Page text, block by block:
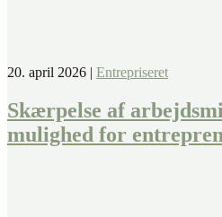
20. april 2026 | Entrepriseret
Skærpelse af
mulighed for